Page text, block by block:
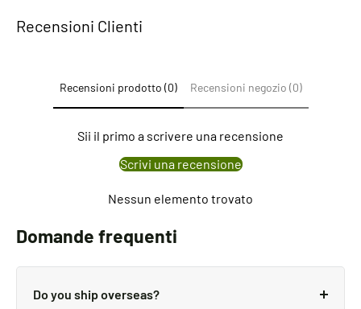
acciaio inox, 4 connettori stagni e un connettore per il
Recensioni Clienti
Recensioni prodotto (0) Recensioni negozio (0)
Sii il primo a scrivere una recensione
Scrivi una recensione
Nessun elemento trovato
Domande frequenti
Do you ship overseas?